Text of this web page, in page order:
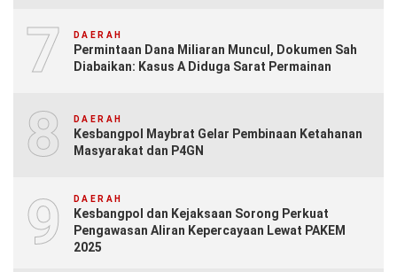
7 DAERAH
Permintaan Dana Miliaran Muncul, Dokumen Sah
Diabaikan: Kasus A Diduga Sarat Permainan
8 DAERAH
Kesbangpol Maybrat Gelar Pembinaan Ketahanan
Masyarakat dan P4GN
9 DAERAH
Kesbangpol dan Kejaksaan Sorong Perkuat
Pengawasan Aliran Kepercayaan Lewat PAKEM
2025